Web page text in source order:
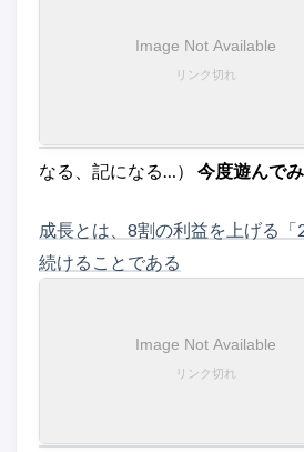
なる、記になる…） 今度遊んで
成長とは、8割の利益を上げる「
続けることである